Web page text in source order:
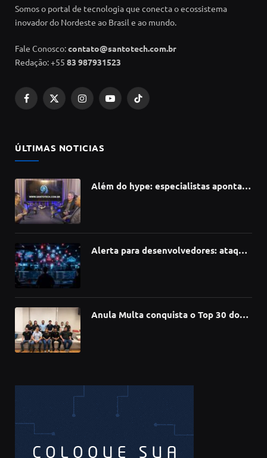
Somos o portal de tecnologia que conecta o ecossistema
inovador do Nordeste ao Brasil e ao mundo.
Fale Conosco:contato@santotech.com.br
Redação: +55 83 987931523
Facebook
X
InstagramYouTubeTikTok
ÚLTIMAS NOTICIAS
Além do hype: especialistas apontam
Alerta para desenvolvedores: ataque
Anula Multa conquista o Top 30 do